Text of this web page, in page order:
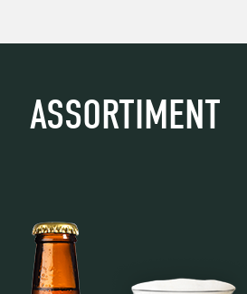
ASSORTIMENT